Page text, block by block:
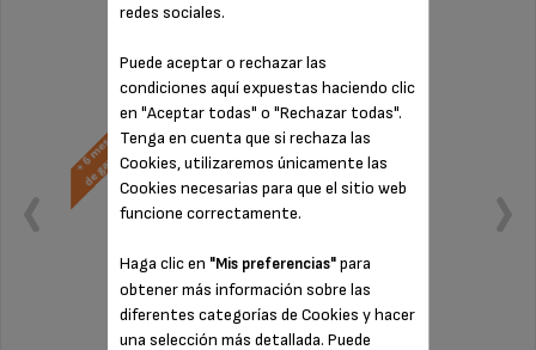
redes sociales.
Puede aceptar o rechazar las
condiciones aquí expuestas haciendo clic
en "Aceptar todas" o "Rechazar todas".
Tenga en cuenta que si rechaza las
Cookies, utilizaremos únicamente las
Cookies necesarias para que el sitio web
funcione correctamente.
Haga clic en "Mis preferencias"para
obtener más información sobre las
diferentes categorías de Cookies y hacer
una selección más detallada. Puede